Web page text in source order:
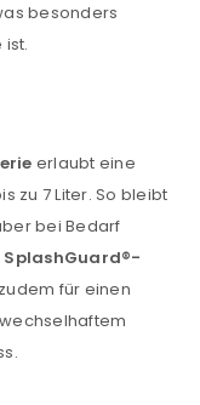
*
besonders
erlaubt eine
zu 7 Liter. So bleibt
bei Bedarf
SplashGuard®-
für einen